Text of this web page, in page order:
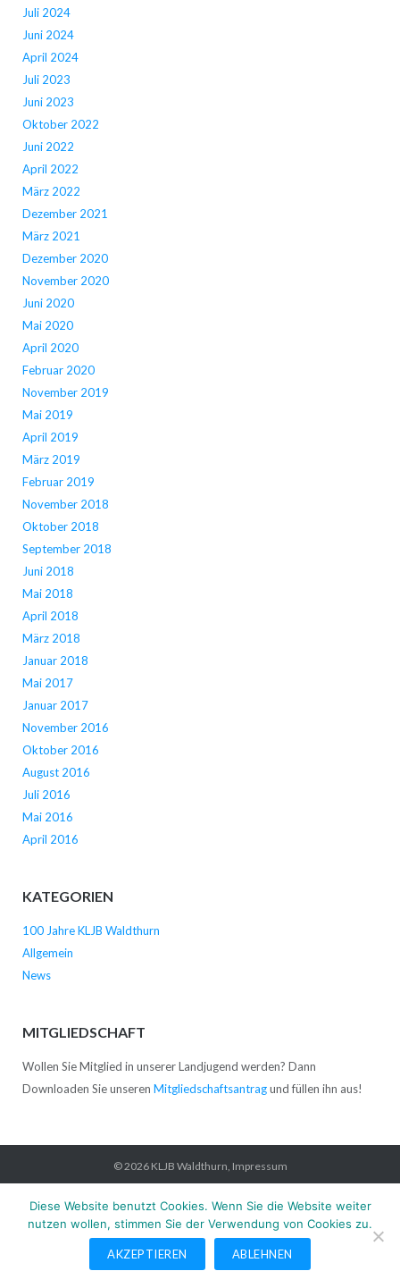
Juli 2024
Juni 2024
April 2024
Juli 2023
Juni 2023
Oktober 2022
Juni 2022
April 2022
März 2022
Dezember 2021
März 2021
Dezember 2020
November 2020
Juni 2020
Mai 2020
April 2020
Februar 2020
November 2019
Mai 2019
April 2019
März 2019
Februar 2019
November 2018
Oktober 2018
September 2018
Juni 2018
Mai 2018
April 2018
März 2018
Januar 2018
Mai 2017
Januar 2017
November 2016
Oktober 2016
August 2016
Juli 2016
Mai 2016
April 2016
KATEGORIEN
100 Jahre KLJB Waldthurn
Allgemein
News
MITGLIEDSCHAFT
Wollen Sie Mitglied in unserer Landjugend werden? Dann
Downloaden Sie unseren Mitgliedschaftsantragund füllen ihn aus!
© 2026 KLJB Waldthurn, Impressum
Startseite News Verein Kontakt Impressum Datenschutz
Diese Website benutzt Cookies. Wenn Sie die Website weiter
nutzen wollen, stimmen Sie der Verwendung von Cookies zu.
AKZEPTIEREN ABLEHNEN